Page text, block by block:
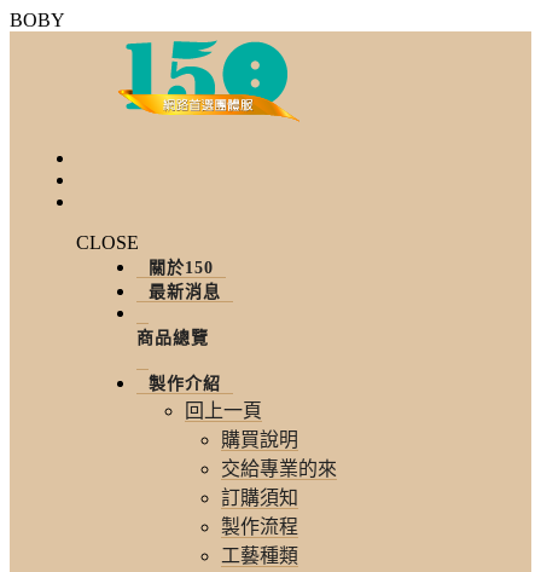
BOBY
CLOSE
關於150
最新消息
商品總覽
製作介紹
回上一頁
購買說明
交給專業的來
訂購須知
製作流程
工藝種類